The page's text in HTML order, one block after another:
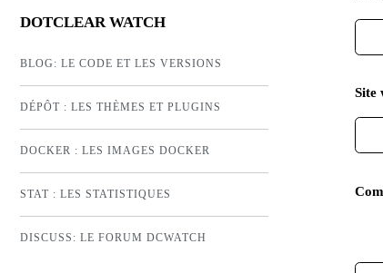
DOTCLEAR WATCH
BLOG: LE CODE ET LES VERSIONS
DÉPÔT : LES THÈMES ET PLUGINS
DOCKER : LES IMAGES DOCKER
STAT : LES STATISTIQUES
DISCUSS: LE FORUM DCWATCH
Site